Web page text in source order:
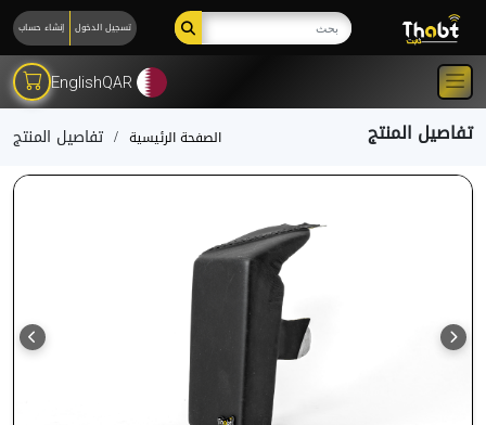
تسجيل الدخول إنشاء حساب
QAR
English
تفاصيل المنتج الصفحة الرئيسية تفاصيل المنتج